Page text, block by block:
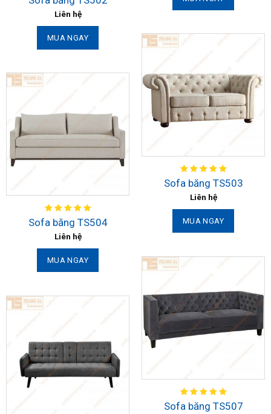
Liên hệ
MUA NGAY
Sofa băng TS503
Liên hệ
MUA NGAY
Sofa băng TS504
Liên hệ
MUA NGAY
Sofa băng TS507